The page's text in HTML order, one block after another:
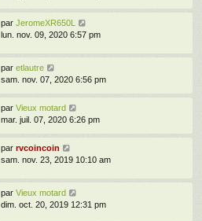
par JeromeXR650L
lun. nov. 09, 2020 6:57 pm
par etlautre
sam. nov. 07, 2020 6:56 pm
par Vieux motard
mar. juil. 07, 2020 6:26 pm
par rvcoincoin
sam. nov. 23, 2019 10:10 am
par Vieux motard
dim. oct. 20, 2019 12:31 pm